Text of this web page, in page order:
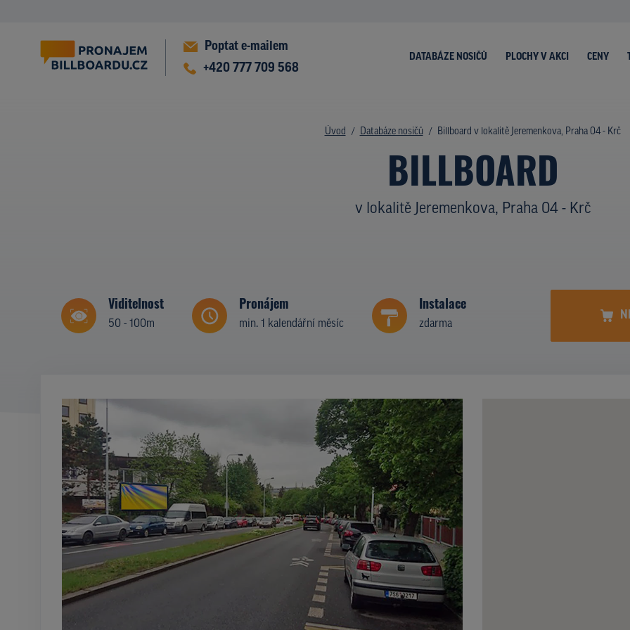
Poptat e-mailem
+420 777 709 568
DATABÁZE NOSIČŮ PLOCHY V AKCI CENY
Úvod Databáze nosičů Billboard v lokalitě Jeremenkova, Praha 04 - Krč
BILLBOARD
v lokalitě Jeremenkova, Praha 04 - Krč
Viditelnost
50 - 100m
Pronájem
min. 1 kalendářní měsíc
Instalace
zdarma